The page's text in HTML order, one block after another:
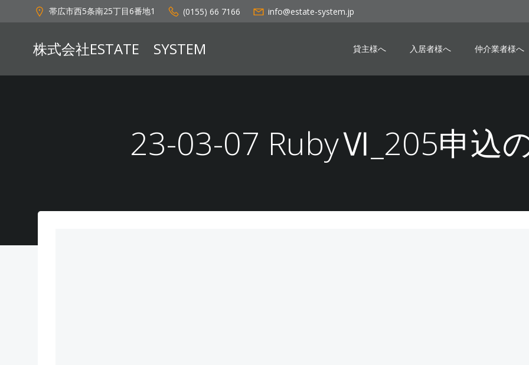
ン
へ
帯広市西5条南25丁目6番地1 (0155) 66 7166 info@estate-system.jp
株式会社ESTATE SYSTEM 貸主様へ 入居者様へ 仲介業者様へ
23-03-07 RubyⅥ_205申込